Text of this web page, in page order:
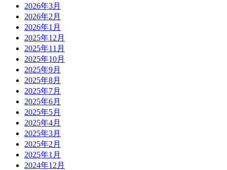
2026年3月
2026年2月
2026年1月
2025年12月
2025年11月
2025年10月
2025年9月
2025年8月
2025年7月
2025年6月
2025年5月
2025年4月
2025年3月
2025年2月
2025年1月
2024年12月